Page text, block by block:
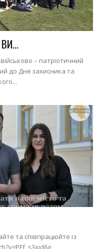
– патріотичний
до Дня захисника та
та співпрацюйте із